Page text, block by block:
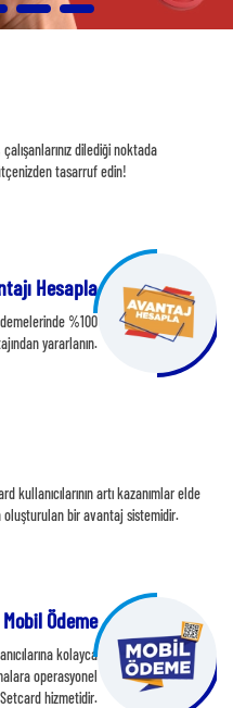
dilediği noktada
tasarruf edin!
Hesapla
%100
yararlanın.
kullanıcılarının artı kazanımlar elde
oluşturulan bir avantaj sistemidir.
Mobil Ödeme
kolayca
operasyonel
hizmetidir.